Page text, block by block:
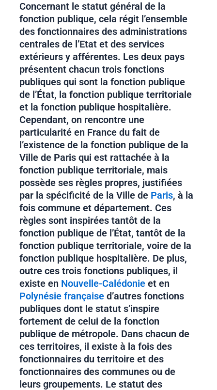
Concernant le statut général de la
fonction publique, cela régit l’ensemble
des fonctionnaires des administrations
centrales de l’Etat et des services
extérieurs y afférentes. Les deux pays
présentent chacun trois fonctions
publiques qui sont la fonction publique
de l’État, la fonction publique territoriale
et la fonction publique hospitalière.
Cependant, on rencontre une
particularité en France du fait de
l’existence de la fonction publique de la
Ville de Paris qui est rattachée à la
fonction publique territoriale, mais
possède ses règles propres, justifiées
par la spécificité de la Ville de Paris, à la
fois commune et département. Ces
règles sont inspirées tantôt de la
fonction publique de l’État, tantôt de la
fonction publique territoriale, voire de la
fonction publique hospitalière. De plus,
outre ces trois fonctions publiques, il
existe en Nouvelle-Calédonie et en
Polynésie française d’autres fonctions
publiques dont le statut s’inspire
fortement de celui de la fonction
publique de métropole. Dans chacun de
ces territoires, il existe à la fois des
fonctionnaires du territoire et des
fonctionnaires des communes ou de
leurs groupements. Le statut des